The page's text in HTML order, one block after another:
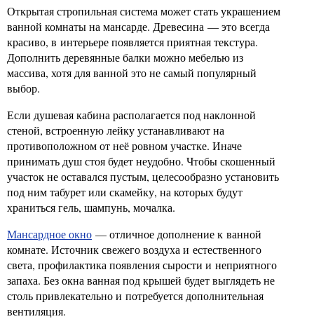
Открытая стропильная система может стать украшением
ванной комнаты на мансарде. Древесина — это всегда
красиво, в интерьере появляется приятная текстура.
Дополнить деревянные балки можно мебелью из
массива, хотя для ванной это не самый популярный
выбор.
Если душевая кабина располагается под наклонной
стеной, встроенную лейку устанавливают на
противоположном от неё ровном участке. Иначе
принимать душ стоя будет неудобно. Чтобы скошенный
участок не оставался пустым, целесообразно установить
под ним табурет или скамейку, на которых будут
храниться гель, шампунь, мочалка.
Мансардное окно — отличное дополнение к ванной
комнате. Источник свежего воздуха и естественного
света, профилактика появления сырости и неприятного
запаха. Без окна ванная под крышей будет выглядеть не
столь привлекательно и потребуется дополнительная
вентиляция.